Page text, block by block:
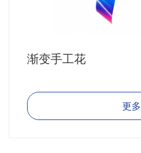
渐变手工花
更多